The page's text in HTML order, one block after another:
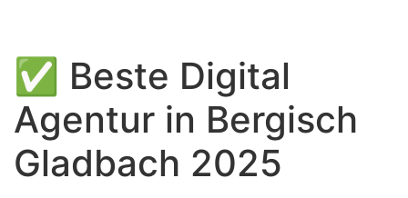
✅ Beste Digital
Agentur in Bergisch
Gladbach 2025